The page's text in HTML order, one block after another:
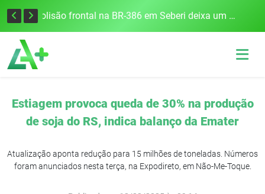
União Frederiquense vence o Gramadense fora de casa e assume a terceira posição na Divisão de Acesso Colisão frontal na BR-386 em Seberi deixa um morto e quatro feridos
Estiagem provoca queda de 30% na produção
de soja do RS, indica balanço da Emater
Atualização aponta redução para 15 milhões de toneladas. Números
foram anunciados nesta terça, na Expodireto, em Não-Me-Toque.